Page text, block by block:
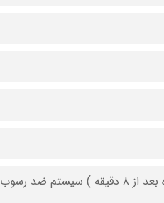
دارای ایمنی خودکار ۲ حالته ( درحالت خوابیده ۳۰ ثانیه و درحالت ایستاده بعد از ۸ دقیقه ) سیستم ضد رسوب